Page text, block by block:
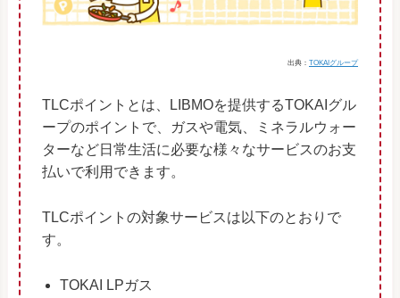
出典： TOKAIグループ
TLCポイントとは、LIBMOを提供するTOKAIグル
ープのポイントで、ガスや電気、ミネラルウォー
ターなど日常生活に必要な様々なサービスのお支
払いで利用できます。
TLCポイントの対象サービスは以下のとおりで
す。
TOKAI LPガス